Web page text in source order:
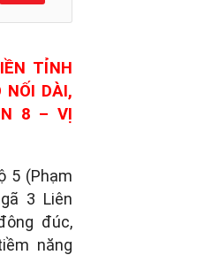
TỈNH
NỐI DÀI,
8 – VỊ
5 (Phạm
3 Liên
đúc,
năng